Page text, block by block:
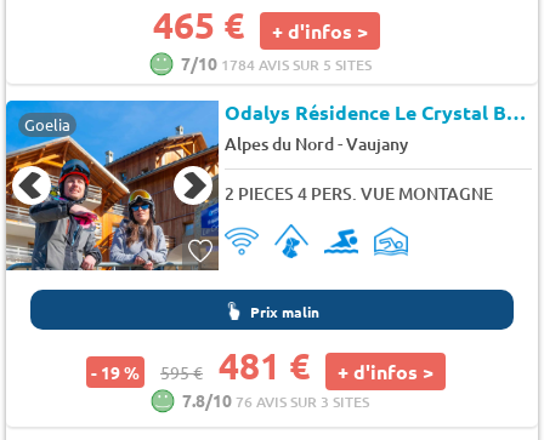
465 € + d'infos >
7/10 1784 AVIS SUR 5 SITES
Goelia Odalys Résidence Le Crystal Blanc
Alpes du Nord-Vaujany
2 PIECES 4 PERS. VUE MONTAGNE
Prix malin
- 19 % 595 € 481 € + d'infos >
7.8/1076 AVIS SUR 3 SITES